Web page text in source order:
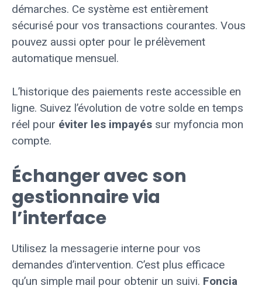
démarches. Ce système est entièrement
sécurisé pour vos transactions courantes. Vous
pouvez aussi opter pour le prélèvement
automatique mensuel.
L’historique des paiements reste accessible en
ligne. Suivez l’évolution de votre solde en temps
réel pour éviter les impayés sur myfoncia mon
compte.
Échanger avec son
gestionnaire via
l’interface
Utilisez la messagerie interne pour vos
demandes d’intervention. C’est plus efficace
qu’un simple mail pour obtenir un suivi. Foncia